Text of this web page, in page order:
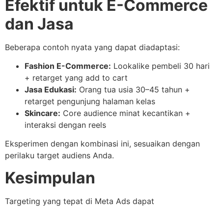
Efektif untuk E-Commerce
dan Jasa
Beberapa contoh nyata yang dapat diadaptasi:
Fashion E-Commerce: Lookalike pembeli 30 hari
+ retarget yang add to cart
Jasa Edukasi: Orang tua usia 30–45 tahun +
retarget pengunjung halaman kelas
Skincare: Core audience minat kecantikan +
interaksi dengan reels
Eksperimen dengan kombinasi ini, sesuaikan dengan
perilaku target audiens Anda.
Kesimpulan
Targeting yang tepat di Meta Ads dapat